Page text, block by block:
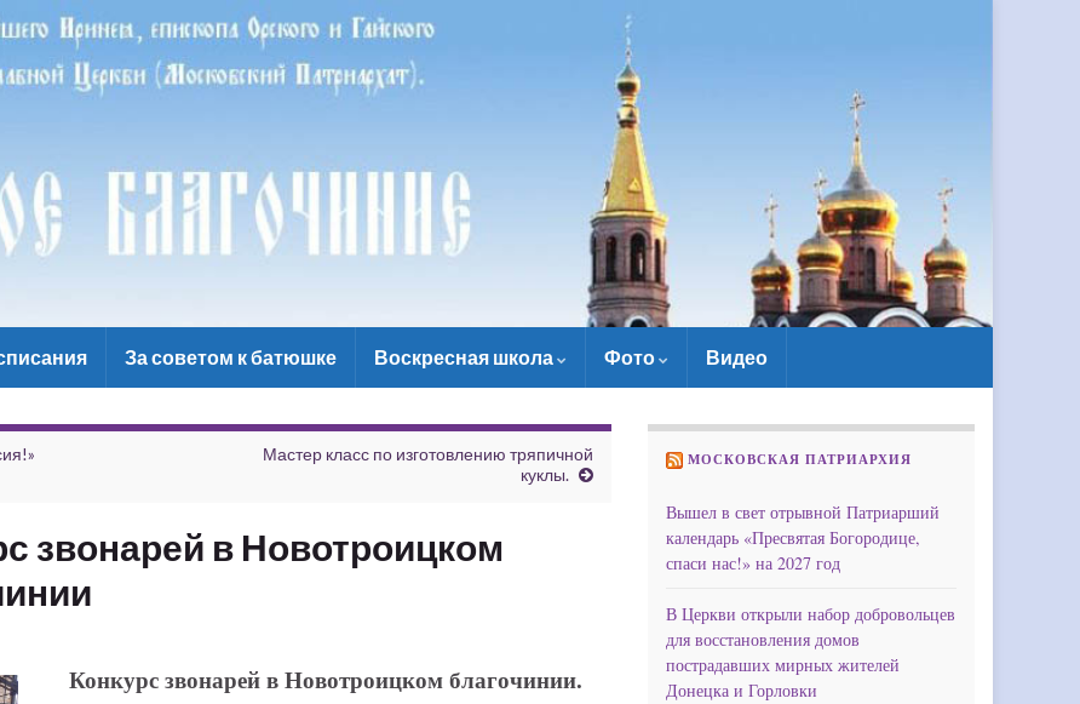
За советом к батюшке Воскресная школа Фото Видео
Мастер класс по изготовлению тряпичной
куклы.
звонарей в Новотроицком
Конкурс звонарей в Новотроицком благочинии.
МОСКОВСКАЯ ПАТРИАРХИЯ
Вышел в свет отрывной Патриарший
календарь «Пресвятая Богородице,
спаси нас!» на 2027 год
В Церкви открыли набор добровольцев
для восстановления домов
пострадавших мирных жителей
Донецка и Горловки